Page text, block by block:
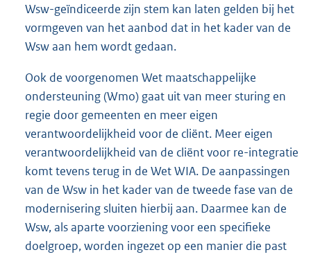
Wsw-geïndiceerde zijn stem kan laten gelden bij het
vormgeven van het aanbod dat in het kader van de
Wsw aan hem wordt gedaan.
Ook de voorgenomen Wet maatschappelijke
ondersteuning (Wmo) gaat uit van meer sturing en
regie door gemeenten en meer eigen
verantwoordelijkheid voor de cliënt. Meer eigen
verantwoordelijkheid van de cliënt voor re-integratie
komt tevens terug in de Wet WIA. De aanpassingen
van de Wsw in het kader van de tweede fase van de
modernisering sluiten hierbij aan. Daarmee kan de
Wsw, als aparte voorziening voor een specifieke
doelgroep, worden ingezet op een manier die past